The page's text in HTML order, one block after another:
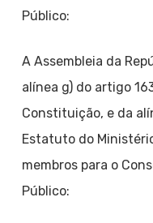
Público:
A Assembleia da
alínea g) do artigo
Constituição, e da
Estatuto do
membros para o
Público: